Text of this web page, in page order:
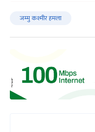
जम्मु कश्मीर हमला